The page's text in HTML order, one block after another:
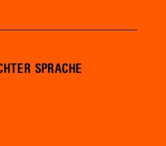
SPRACHE